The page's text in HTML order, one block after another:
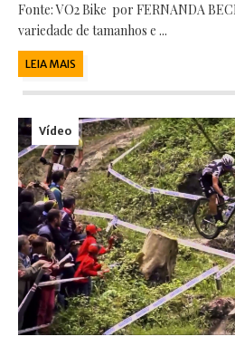
Fonte: VO2 Bike por FERNANDA
variedade de tamanhos e ...
LEIA MAIS
Vídeo